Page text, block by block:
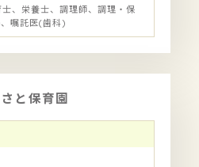
、栄養士、調理師、調理・保
嘱託医(歯科)
と保育園